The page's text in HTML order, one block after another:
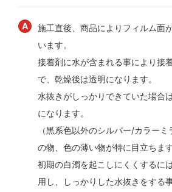
施工直後、商品によりフィルム面
います。
接着剤に水が含まれる事により接
で、乾燥後は透明になります。
水抜きがしっかりできていた場合
になります。
（黒系色以外のシルバー/カラー
の物、色の薄い物が特に目立ちます
初期の白濁を起こしにくくするに
用し、しっかりした水抜きをする